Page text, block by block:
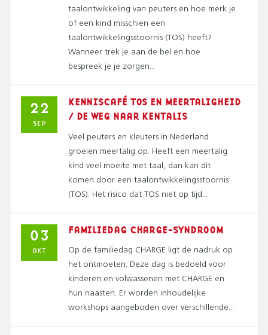
taalontwikkeling van peuters en hoe merk je
of een kind misschien een
taalontwikkelingsstoornis (TOS) heeft?
Wanneer trek je aan de bel en hoe
bespreek je je zorgen...
22
SEP
KENNISCAFÉ TOS EN MEERTALIGHEID
/ DE WEG NAAR KENTALIS
Veel peuters en kleuters in Nederland
groeien meertalig op. Heeft een meertalig
kind veel moeite met taal, dan kan dit
komen door een taalontwikkelingsstoornis
(TOS). Het risico dat TOS niet op tijd...
03
OKT
FAMILIEDAG CHARGE-SYNDROOM
Op de familiedag CHARGE ligt de nadruk op
het ontmoeten. Deze dag is bedoeld voor
kinderen en volwassenen met CHARGE en
hun naasten. Er worden inhoudelijke
workshops aangeboden over verschillende...